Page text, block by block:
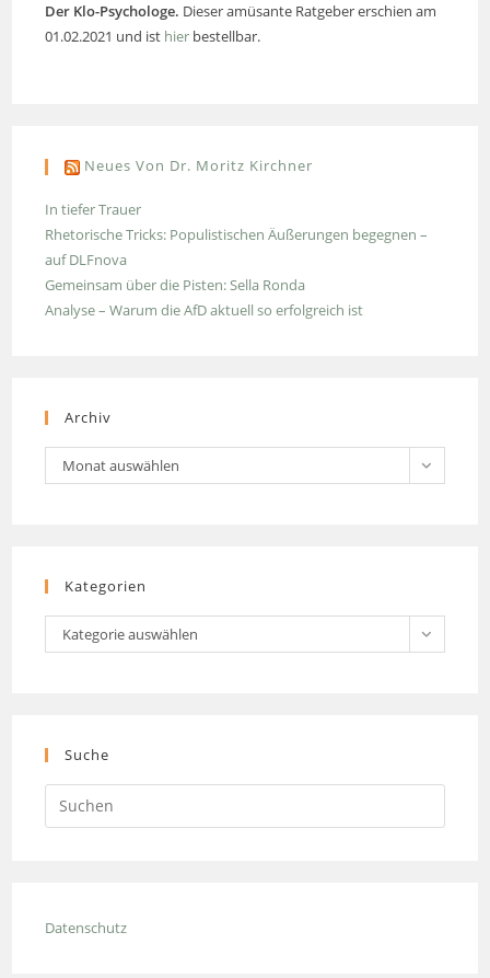
Der Klo-Psychologe. Dieser amüsante Ratgeber erschien am
01.02.2021 und ist hier bestellbar.
Neues Von Dr. Moritz Kirchner
In tiefer Trauer
Rhetorische Tricks: Populistischen Äußerungen begegnen –
auf DLFnova
Gemeinsam über die Pisten: Sella Ronda
Analyse – Warum die AfD aktuell so erfolgreich ist
Archiv
Archiv
Monat auswählen
Kategorien
Kategorien
Kategorie auswählen
Suche
Datenschutz